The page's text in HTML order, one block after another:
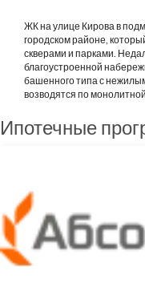
ЖК на улице Кирова в
городском районе,
скверами и парками.
благоустроенной
башенного типа с
возводятся по
Ипотечные